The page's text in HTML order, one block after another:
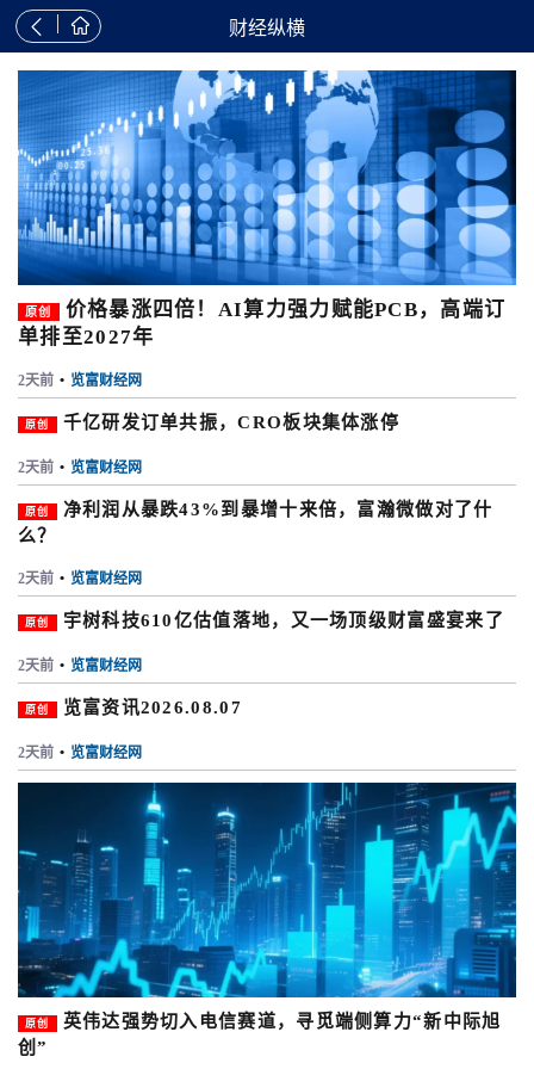
  财经纵横
原创
价格暴涨四倍！AI算力强力赋能PCB，高端订
单排至2027年
2天前 • 览富财经网
原创 千亿研发订单共振，CRO板块集体涨停
2天前 • 览富财经网
原创
净利润从暴跌43%到暴增十来倍，富瀚微做对了什
么？
2天前 • 览富财经网
原创 宇树科技610亿估值落地，又一场顶级财富盛宴来了
2天前 • 览富财经网
原创 览富资讯2026.08.07
2天前 • 览富财经网
原创
英伟达强势切入电信赛道，寻觅端侧算力“新中际旭
创”